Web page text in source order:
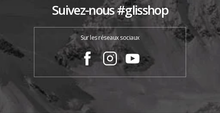
Suivez-nous #glisshop
Sur les réseaux sociaux